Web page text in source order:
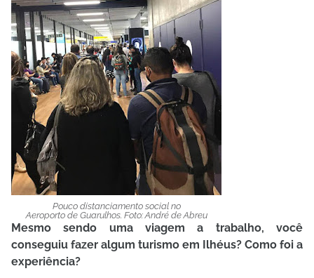
Pouco distanciamento social no
Aeroporto de Guarulhos. Foto: André de Abreu
Mesmo sendo uma viagem a trabalho, você
conseguiu fazer algum turismo em Ilhéus? Como foi a
experiência?